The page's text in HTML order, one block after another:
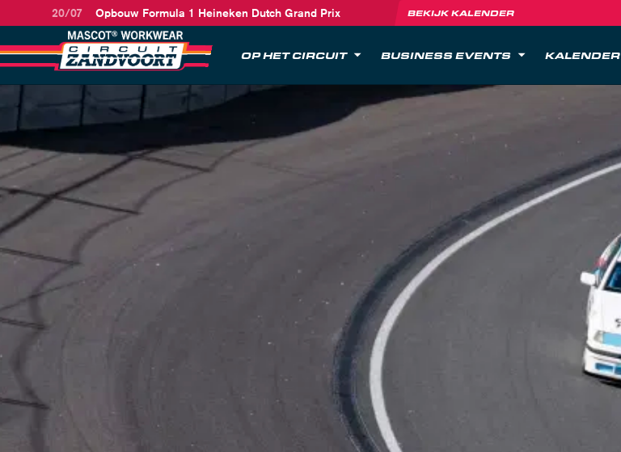
20/07 Opbouw Formula 1 Heineken Dutch Grand Prix BEKIJK KALENDER
OP HET CIRCUIT BUSINESS EVENTS KALENDER